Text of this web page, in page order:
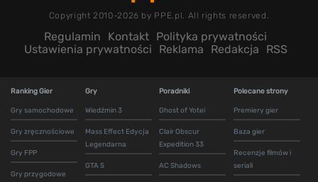
Copyright 2010-2026 by PPE.pl. All rights reserved.
Regulamin Kontakt Polityka prywatności
Ustawienia prywatności
Reklama Redakcja RSS
Ranking Gier
Gry samochodowe
Gry zręcznościowe
Gry FPP
Gry przygodowe
Gry
Wiedźmin 3
Mass Effect Edycja
Legendarna
GTA 5
Poradniki
Ghost of Yotei
Clair Obscur
Expedition 33
AC Shadows
Polecane strony
Premiery gier
Baza gier
Recenzje filmów i
seriali